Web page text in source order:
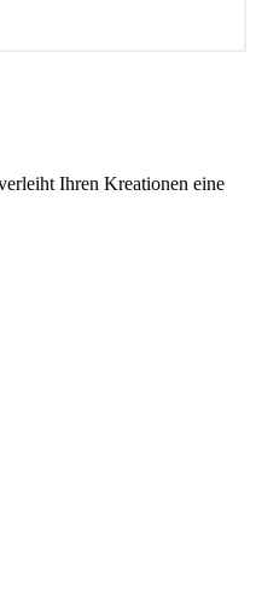
Ihren Kreationen eine